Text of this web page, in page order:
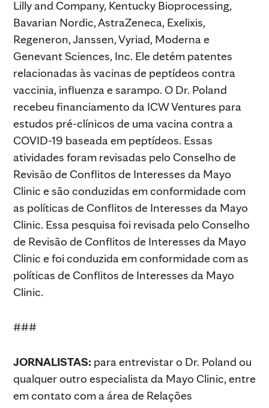
Lilly and Company, Kentucky Bioprocessing,
Bavarian Nordic, AstraZeneca, Exelixis,
Regeneron, Janssen, Vyriad, Moderna e
Genevant Sciences, Inc. Ele detém patentes
relacionadas às vacinas de peptídeos contra
vaccinia, influenza e sarampo. O Dr. Poland
recebeu financiamento da ICW Ventures para
estudos pré-clínicos de uma vacina contra a
COVID-19 baseada em peptídeos. Essas
atividades foram revisadas pelo Conselho de
Revisão de Conflitos de Interesses da Mayo
Clinic e são conduzidas em conformidade com
as políticas de Conflitos de Interesses da Mayo
Clinic. Essa pesquisa foi revisada pelo Conselho
de Revisão de Conflitos de Interesses da Mayo
Clinic e foi conduzida em conformidade com as
políticas de Conflitos de Interesses da Mayo
Clinic.
###
JORNALISTAS: para entrevistar o Dr. Poland ou
qualquer outro especialista da Mayo Clinic, entre
em contato com a área de Relações